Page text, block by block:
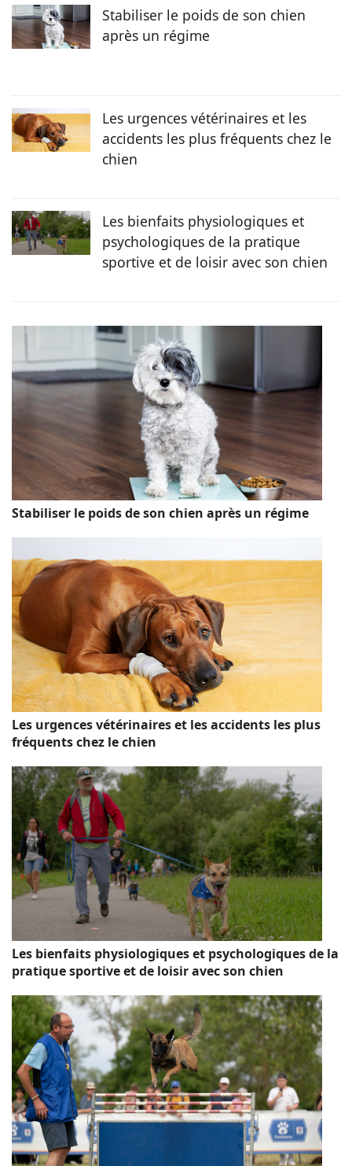
l’inspiration et la joie de vivre au quotidien !
Stabiliser le poids de son chien
après un régime
Les urgences vétérinaires et les
accidents les plus fréquents chez le
chien
Les bienfaits physiologiques et
psychologiques de la pratique
sportive et de loisir avec son chien
Stabiliser le poids de son chien après un régime
Les urgences vétérinaires et les accidents les plus
fréquents chez le chien
Les bienfaits physiologiques et psychologiques de la
pratique sportive et de loisir avec son chien